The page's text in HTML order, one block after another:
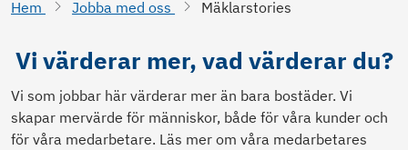
Hem Jobba med oss Mäklarstories
Vi värderar mer, vad värderar du?
Vi som jobbar här värderar mer än bara bostäder. Vi
skapar mervärde för människor, både för våra kunder och
för våra medarbetare. Läs mer om våra medarbetares